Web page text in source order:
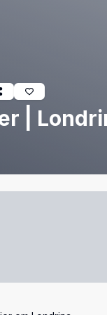
|